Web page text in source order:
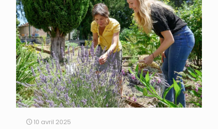
10 avril 2025